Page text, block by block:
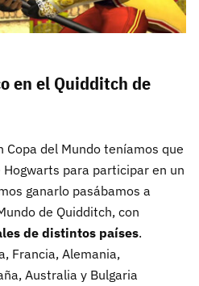
en el Quidditch de
Copa del Mundo teníamos que
para participar en un
ganarlo pasábamos a
de Quidditch, con
de distintos países.
Francia, Alemania,
Australia y Bulgaria